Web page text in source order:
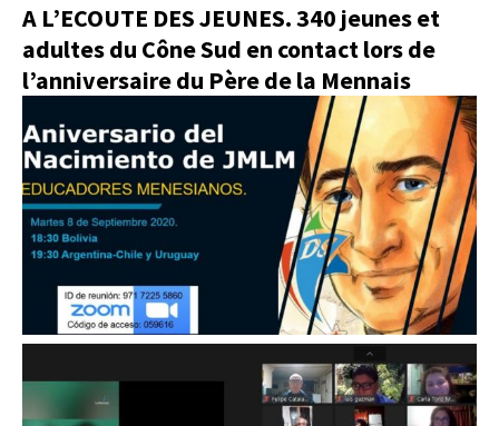
A L’ECOUTE DES JEUNES. 340 jeunes et
adultes du Cône Sud en contact lors de
l’anniversaire du Père de la Mennais